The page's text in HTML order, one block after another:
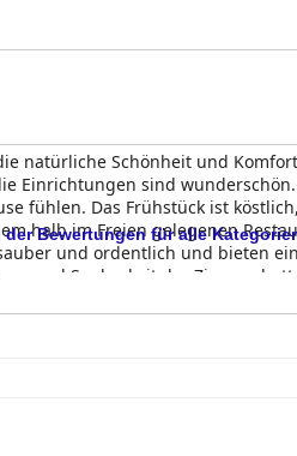
natürliche Schönheit und
Einrichtungen sind
fühlen. Das Frühstück ist
halb im Freien gelegenen
und ordentlich und bieten
und Sauberkeit der Zimmer
ein Highlight des Hotels,
ist dasLe Vasa Resortein
Bewertungen für alle